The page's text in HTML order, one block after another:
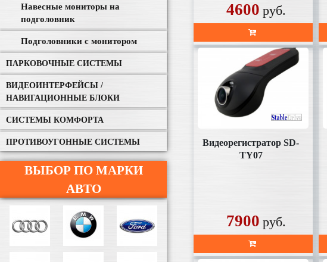
Навесные мониторы на
подголовник
Подголовники с монитором
ПАРКОВОЧНЫЕ СИСТЕМЫ
ВИДЕОИНТЕРФЕЙСЫ /
НАВИГАЦИОННЫЕ БЛОКИ
СИСТЕМЫ КОМФОРТА
ПРОТИВОУГОННЫЕ СИСТЕМЫ
ВЫБОР ПО МАРКИ
АВТО
4600 руб.
Видеорегистратор SD-
TY07
7900 руб.